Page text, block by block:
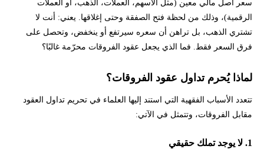
سعر أصل مالي معين (مثل الأسهم، العملات، الذهب، أو العملات
الرقمية)، وذلك من لحظة فتح الصفقة وحتى إغلاقها. يعني: أنت لا
تشتري الذهب، بل تراهن أن سعره سيرتفع أو ينخفض، وتحصل على
فرق السعر فقط. فما الذي يجعل عقود الفروقات محرّمة غالبًا؟
لماذا يُحرم تداول عقود الفروقات؟
تتعدد الأسباب الفقهية التي استند إليها العلماء في تحريم تداول العقود
مقابل الفروقات، وتتمثل في الآتي:
1. لا يوجد تملك حقيقي